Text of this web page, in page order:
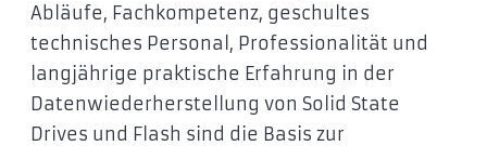
Abläufe, Fachkompetenz, geschultes
technisches Personal, Professionalität und
langjährige praktische Erfahrung in der
Datenwiederherstellung von Solid State
Drives und Flash sind die Basis zur